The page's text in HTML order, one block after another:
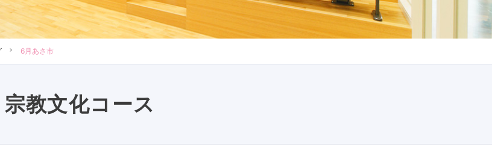
6月あさ市
教文化コース